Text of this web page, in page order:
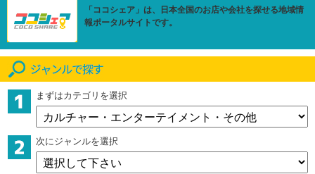
「ココシェア」は、日本全国のお店や会社を探せる地域情
報ポータルサイトです。
まずはカテゴリを選択
次にジャンルを選択